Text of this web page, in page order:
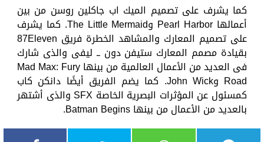
كما يشرف على تصميم الميك اب جاكلين روسن من بين
أعمالها Pearl Harbor وThe Little Mermaid. كما يشرف
على تصميم المعارك والمشاهد الخطرة فريق 87Eleven
بقيادة مصمم المعارك ستيفن دون ــ ليفى والذى شارك
فى العديد من الأعمال العالمية من بينها Mad Max: Fury
Road وJohn Wick. كما يضم الفريق أيضًا دانكن كاب
كمسئول عن المؤثرات البصرية الخاصة SFX والذى أشتهر
بالعديد من الأعمال من بينها Batman Begins.